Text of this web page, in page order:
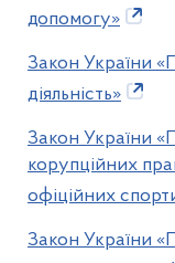
допомогу»
Закон України
діяльність»
Закон України
корупційних
офіційних
Закон України